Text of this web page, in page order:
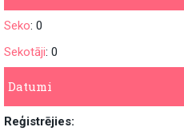
Seko: 0
Sekotāji: 0
Datumi
Reģistrējies: